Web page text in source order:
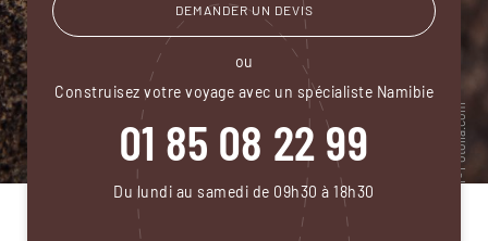
DEMANDER UN DEVIS
ou
Construisez votre voyage avec un spécialiste Namibie
01 85 08 22 99
Du lundi au samedi de 09h30 à 18h30